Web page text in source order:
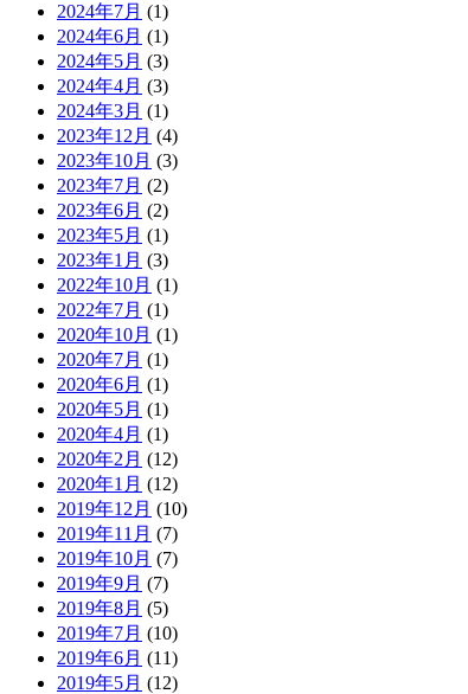
2024年7月 (1)
2024年6月 (1)
2024年5月 (3)
2024年4月 (3)
2024年3月 (1)
2023年12月 (4)
2023年10月 (3)
2023年7月 (2)
2023年6月 (2)
2023年5月 (1)
2023年1月 (3)
2022年10月 (1)
2022年7月 (1)
2020年10月 (1)
2020年7月 (1)
2020年6月 (1)
2020年5月 (1)
2020年4月 (1)
2020年2月 (12)
2020年1月 (12)
2019年12月 (10)
2019年11月 (7)
2019年10月 (7)
2019年9月 (7)
2019年8月 (5)
2019年7月 (10)
2019年6月 (11)
2019年5月 (12)